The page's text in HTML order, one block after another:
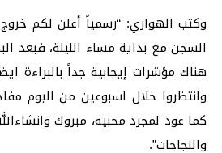
وكتب الهواري: “رسمياً أعلن لكم
السجن مع بداية مساء الليلة، فبعد
هناك مؤشرات إيجابية جداً بالبراءة
وانتظروا خلال اسبوعين من اليوم
والنجاحات”.